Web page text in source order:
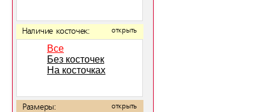
Наличие косточек: открыть
Все
Без косточек
На косточках
Размеры: открыть